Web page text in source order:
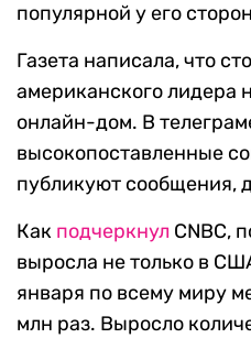
популярной у его
Газета написала, что
американского лидера
онлайн-дом. В
высокопоставленные
публикуют сообщения,
Как подчеркнул CNBC,
выросла не только в
января по всему миру
млн раз. Выросло